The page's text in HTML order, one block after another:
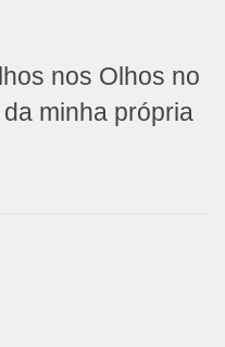
nos Olhos no
minha própria